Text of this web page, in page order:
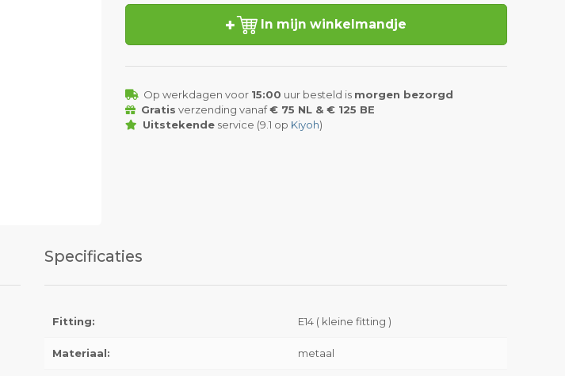
In mijn winkelmandje
Op werkdagen voor 15:00 uur besteld is morgen bezorgd
Gratis verzending vanaf€ 75 NL & € 125 BE
Uitstekendeservice (9.1 op Kiyoh)
Specificaties
Fitting: E14 ( kleine fitting )
Materiaal: metaal